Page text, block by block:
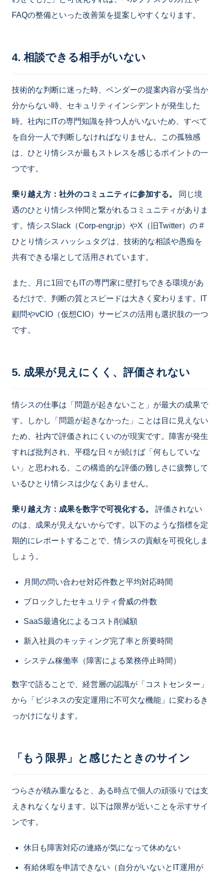
FAQの整備といった改善策を提案しやすくなります。
4. 相談できる相手がいない
技術的な判断に迷った時、ベンダーの提案内容が妥当か
分からない時、セキュリティインシデントが発生した
時。社内にITの専門知識を持つ人がいないため、すべて
を自分一人で判断しなければなりません。この孤独感
は、ひとり情シスが最もストレスを感じるポイントの一
つです。
乗り越え方：社外のコミュニティに参加する。
同じ境
遇のひとり情シス仲間と繋がれるコミュニティがありま
す。情シスSlack（Corp-engr.jp）やX（旧Twitter）の #
ひとり情シス ハッシュタグは、技術的な相談や愚痴を
共有できる場として活用されています。
また、月に1回でもITの専門家に壁打ちできる環境があ
るだけで、判断の質とスピードは大きく変わります。IT
顧問やvCIO（仮想CIO）サービスの活用も選択肢の一つ
です。
5. 成果が見えにくく、評価されない
情シスの仕事は「問題が起きないこと」が最大の成果で
す。しかし「問題が起きなかった」ことは目に見えない
ため、社内で評価されにくいのが現実です。障害が発生
すれば批判され、平穏な日々が続けば「何もしていな
い」と思われる。この構造的な評価の難しさに疲弊して
いるひとり情シスは少なくありません。
乗り越え方：成果を数字で可視化する。
評価されない
のは、成果が見えないからです。以下のような指標を定
期的にレポートすることで、情シスの貢献を可視化しま
しょう。
月間の問い合わせ対応件数と平均対応時間
ブロックしたセキュリティ脅威の件数
SaaS最適化によるコスト削減額
新入社員のキッティング完了率と所要時間
システム稼働率（障害による業務停止時間）
数字で語ることで、経営層の認識が「コストセンター」
から「ビジネスの安定運用に不可欠な機能」に変わるき
っかけになります。
「もう限界」と感じたときのサイン
つらさが積み重なると、ある時点で個人の頑張りでは支
えきれなくなります。以下は限界が近いことを示すサイ
ンです。
休日も障害対応の連絡が気になって休めない
有給休暇を申請できない（自分がいないとIT運用が